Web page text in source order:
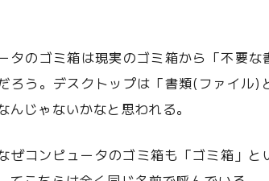
タのゴミ箱は現実のゴミ箱から「不要
ろう。デスクトップは「書類(ファイル
んじゃないかなと思われる。
ぜコンピュータのゴミ箱も「ゴミ箱」